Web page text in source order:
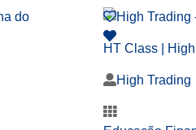
HT Class |
High Trading